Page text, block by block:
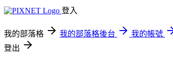
登入
我的部落格 我的部落格後台
我的帳號
登出